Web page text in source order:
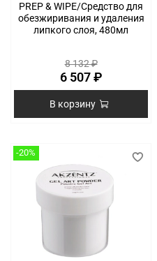
PREP & WIPE/Средство для
обезжиривания и удаления
липкого слоя, 480мл
8 132 ₽
6 507 ₽
В корзину
-20%